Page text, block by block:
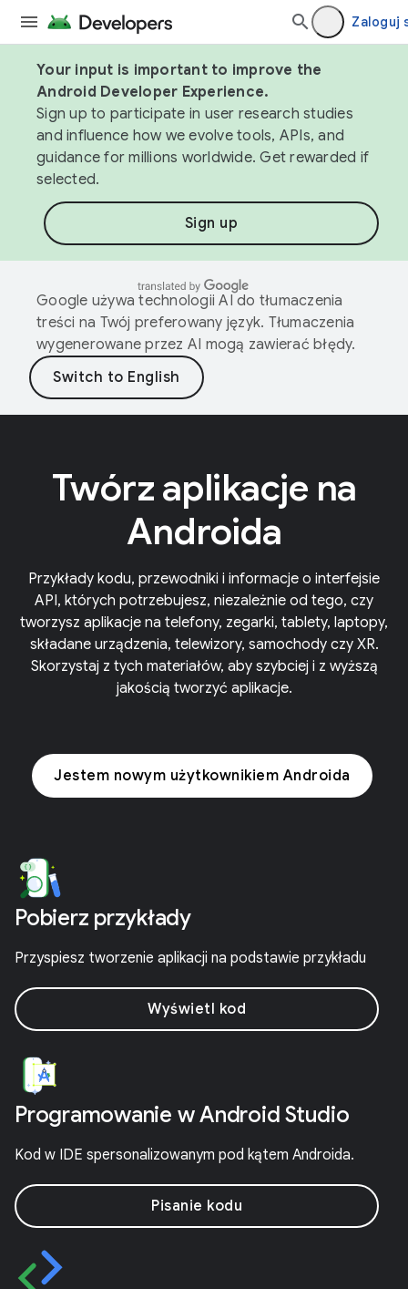
Zaloguj
Your input is important to improve the
Android Developer Experience.
Sign up to participate in user research studies
and influence how we evolve tools, APIs, and
guidance for millions worldwide. Get rewarded if
selected.
Sign up
Google używa technologii AI do tłumaczenia
treści na Twój preferowany język. Tłumaczenia
wygenerowane przez AI mogą zawierać błędy.
Twórz aplikacje na
Androida
Przykłady kodu, przewodniki i informacje o interfejsie
API, których potrzebujesz, niezależnie od tego, czy
tworzysz aplikacje na telefony, zegarki, tablety, laptopy,
składane urządzenia, telewizory, samochody czy XR.
Skorzystaj z tych materiałów, aby szybciej i z wyższą
jakością tworzyć aplikacje.
Jestem nowym użytkownikiem Androida
Pobierz przykłady
Przyspiesz tworzenie aplikacji na podstawie przykładu
Wyświetl kod
Programowanie w Android Studio
Kod w IDE spersonalizowanym pod kątem Androida.
Pisanie kodu